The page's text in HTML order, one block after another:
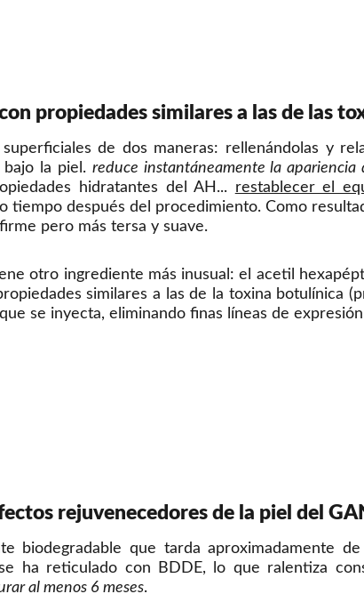
propiedades similares a las de las
de dos maneras: rellenándolas y
bajo la piel. reduce instantáneamente la apariencia
hidratantes del AH... restablecer el
tiempo después del procedimiento. Como
pero más tersa y suave.
otro ingrediente más inusual: el acetil
similares a las de la toxina botulínica
se inyecta, eliminando finas líneas de
rejuvenecedores de la piel del
biodegradable que tarda aproximadamente
ha reticulado con BDDE, lo que ralentiza
al menos 6 meses.